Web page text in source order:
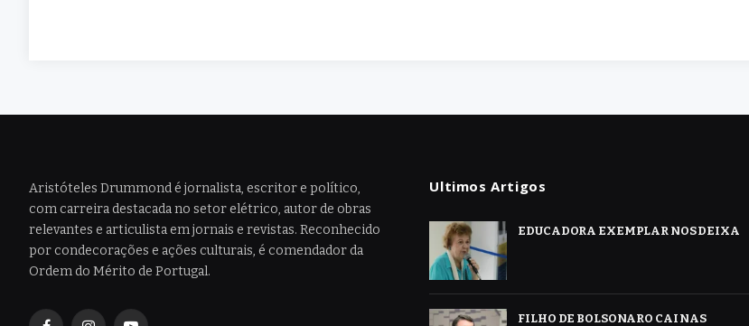
Aristóteles Drummond é jornalista, escritor e político,
com carreira destacada no setor elétrico, autor de obras
relevantes e articulista em jornais e revistas. Reconhecido
por condecorações e ações culturais, é comendador da
Ordem do Mérito de Portugal.
Ultimos Artigos
EDUCADORA EXEMPLAR NOS DEIXA
FILHO DE BOLSONARO CAI NAS